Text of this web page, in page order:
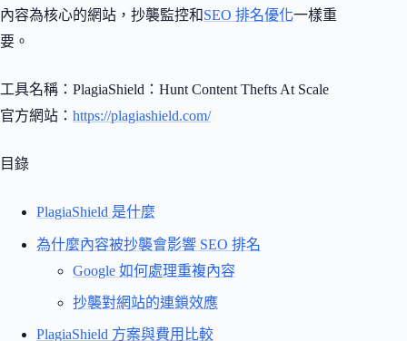
內容為核心的網站，抄襲監控和SEO 排名優化一樣重
要。
工具名稱：PlagiaShield：Hunt Content Thefts At Scale
官方網站： https://plagiashield.com/
目錄
PlagiaShield 是什麼
為什麼內容被抄襲會影響 SEO 排名
Google 如何處理重複內容
抄襲對網站的連鎖效應
PlagiaShield 方案與費用比較